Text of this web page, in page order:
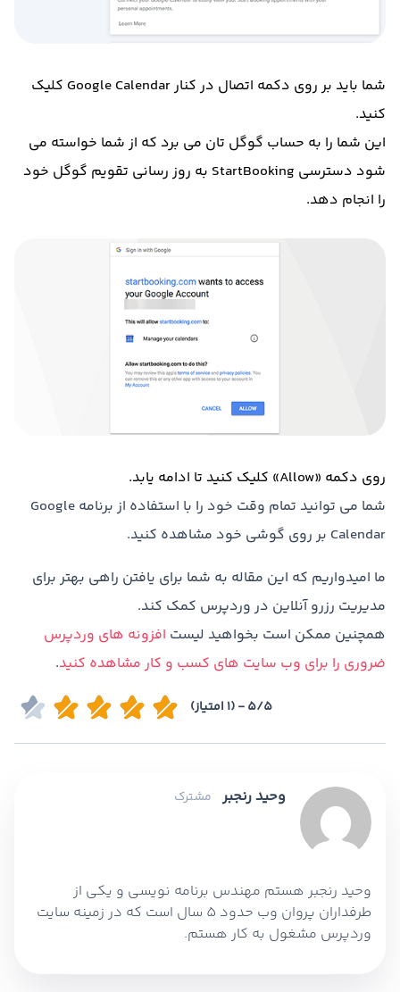
شما باید بر روی دکمه اتصال در کنار Google Calendar کلیک
کنید.
این شما را به حساب گوگل تان می برد که از شما خواسته می
شود دسترسی StartBooking به روز رسانی تقویم گوگل خود
را انجام دهد.
روی دکمه «Allow» کلیک کنید تا ادامه یابد.
شما می توانید تمام وقت خود را با استفاده از برنامه Google
Calendar بر روی گوشی خود مشاهده کنید.
ما امیدواریم که این مقاله به شما برای یافتن راهی بهتر برای
مدیریت رزرو آنلاین در وردپرس کمک کند.
همچنین ممکن است بخواهید لیست افزونه های وردپرس
ضروری را برای وب سایت های کسب و کار مشاهده کنید.
5/5 - (1 امتیاز)
وحید رنجبر مشترک
وحید رنجبر هستم مهندس برنامه نویسی و یکی از
طرفداران پروان وب حدود 5 سال است که در زمینه سایت
وردپرس مشغول به کار هستم.